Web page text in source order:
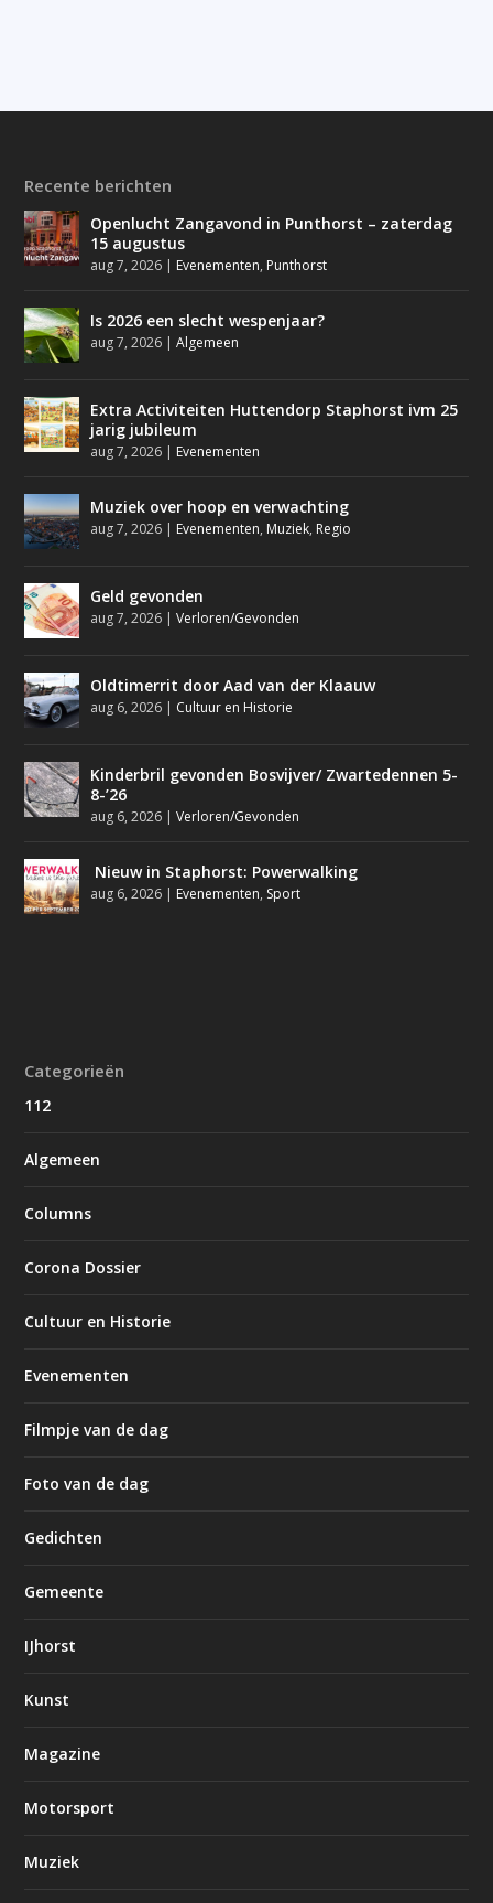
Recente berichten
Openlucht Zangavond in Punthorst – zaterdag
15 augustus
aug 7, 2026 | Evenementen, Punthorst
Is 2026 een slecht wespenjaar?
aug 7, 2026 |Algemeen
Extra Activiteiten Huttendorp Staphorst ivm 25
jarig jubileum
aug 7, 2026 | Evenementen
Muziek over hoop en verwachting
aug 7, 2026 | Evenementen, Muziek, Regio
Geld gevonden
aug 7, 2026 |Verloren/Gevonden
Oldtimerrit door Aad van der Klaauw
aug 6, 2026 | Cultuur en Historie
Kinderbril gevonden Bosvijver/ Zwartedennen 5-
8-’26
aug 6, 2026 |Verloren/Gevonden
Nieuw in Staphorst: Powerwalking
aug 6, 2026 | Evenementen, Sport
Categorieën
112
Algemeen
Columns
Corona Dossier
Cultuur en Historie
Evenementen
Filmpje van de dag
Foto van de dag
Gedichten
Gemeente
IJhorst
Kunst
Magazine
Motorsport
Muziek